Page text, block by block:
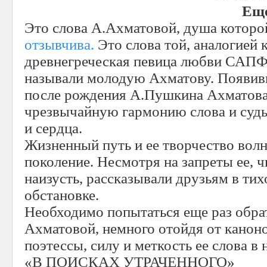
Это слова А.Ахматовой, душа
отзывчива. Это слова той, аналогией
древнегреческая певица любви
называли молодую Ахматову.
после рождения А.Пушкина
чрезвычайную гармонию слова и
и сердца.
Жизненный путь и ее творчество
поколение. Несмотря на запреты ее,
наизусть, рассказывали друзьям в
обстановке.
Необходимо попытаться еще раз
Ахматовой, немного отойдя от
поэтессы, силу и меткость ее слова
«В ПОИСКАХ УТРАЧЕННОГО»